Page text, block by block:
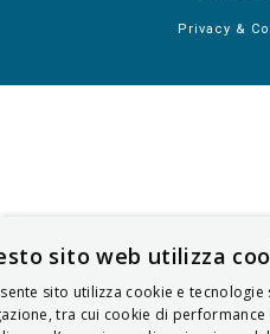
Privacy &
sito web utilizza
sito utilizza cookie e
tra cui cookie di